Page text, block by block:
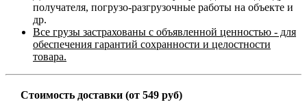
получателя, погрузо-разгрузочные работы на объекте и
др.
Все грузы застрахованы с объявленной ценностью - для
обеспечения гарантий сохранности и целостности
товара.
Стоимость доставки (от 549 руб)